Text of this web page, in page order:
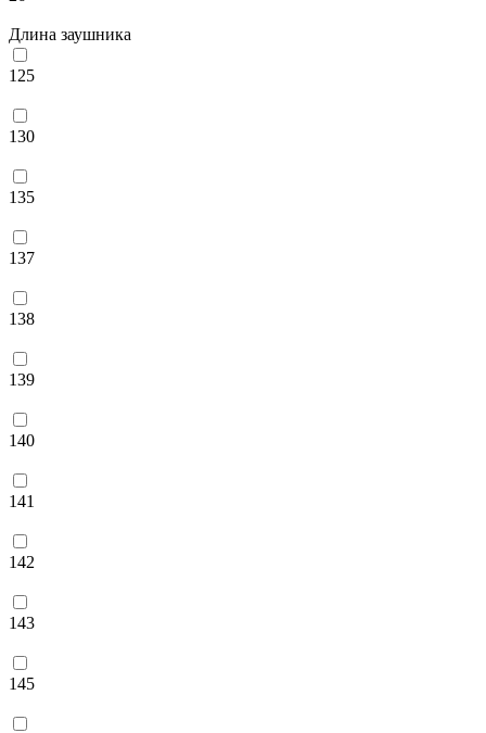
Длина заушника
125
130
135
137
138
139
140
141
142
143
145